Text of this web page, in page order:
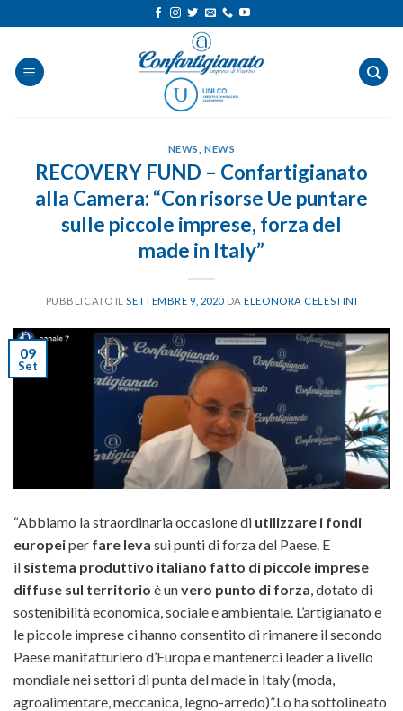
ai
contenuti
NEWS ,NEWS
RECOVERY FUND – Confartigianato
alla Camera: “Con risorse Ue puntare
sulle piccole imprese, forza del
made in Italy”
PUBBLICATO IL SETTEMBRE 9, 2020 DAELEONORA CELESTINI
09
Set
“Abbiamo la straordinaria occasione di utilizzare i fondi
europeiper fare leva sui punti di forza del Paese. E
il sistema produttivo italiano fatto di piccole imprese
diffuse sul territorio è unvero punto di forza , dotato di
sostenibilità economica, sociale e ambientale. L’artigianato e
le piccole imprese ci hanno consentito di rimanere il secondo
Paese manifatturiero d’Europa e mantenerci leader a livello
mondiale nei settori di punta del made in Italy (moda,
agroalimentare, meccanica, legno-arredo)”.Lo ha sottolineato